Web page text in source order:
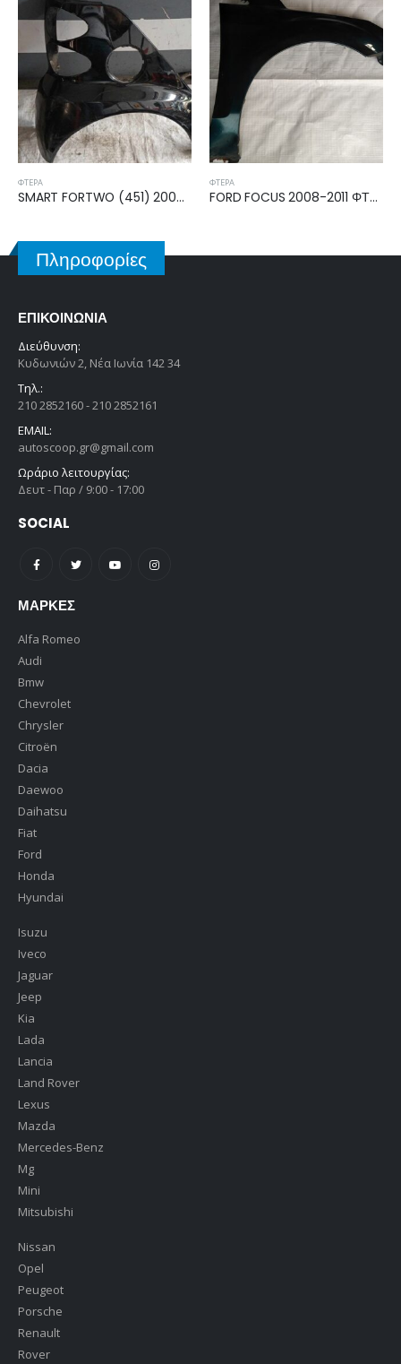
ΦΤΕΡΆ
FORD FOCUS 2008-2011 ΦΤΕΡΟ ΕΜΠΡΟΣ ΔΕΞΙΟ 1521596
ΦΤΕΡΆ
TOYOTA YARIS 2006-2009, 2009-2011 ΦΤΕΡΟ ΕΜΠΡΟΣ ΔΕΞΙΟ 53811-52210
Πληροφορίες
ΕΠΙΚΟΙΝΩΝΊΑ
Διεύθυνση:
Κυδωνιών 2, Νέα Ιωνία 142 34
Τηλ.:
210 2852160 - 210 2852161
EMAIL:
autoscoop.gr@gmail.com
Ωράριο λειτουργίας:
Δευτ - Παρ / 9:00 - 17:00
SOCIAL
ΜΆΡΚΕΣ
Alfa Romeo
Audi
Bmw
Chevrolet
Chrysler
Citroën
Dacia
Daewoo
Daihatsu
Fiat
Ford
Honda
Hyundai
Isuzu
Iveco
Jaguar
Jeep
Kia
Lada
Lancia
Land Rover
Lexus
Mazda
Mercedes-Benz
Mg
Mini
Mitsubishi
Nissan
Opel
Peugeot
Porsche
Renault
Rover